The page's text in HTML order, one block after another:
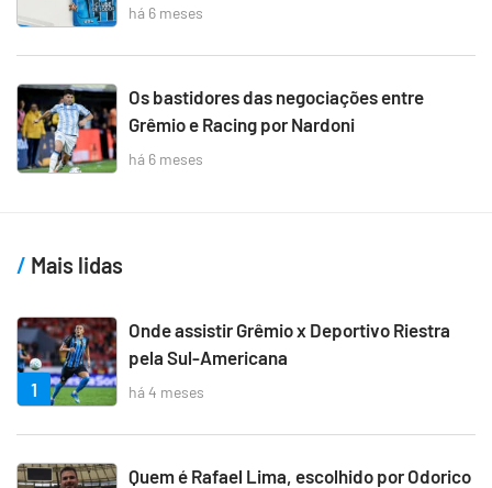
há 6 meses
Os bastidores das negociações entre
Grêmio e Racing por Nardoni
há 6 meses
Mais lidas
1
Onde assistir Grêmio x Deportivo Riestra
pela Sul-Americana
há 4 meses
Quem é Rafael Lima, escolhido por Odorico